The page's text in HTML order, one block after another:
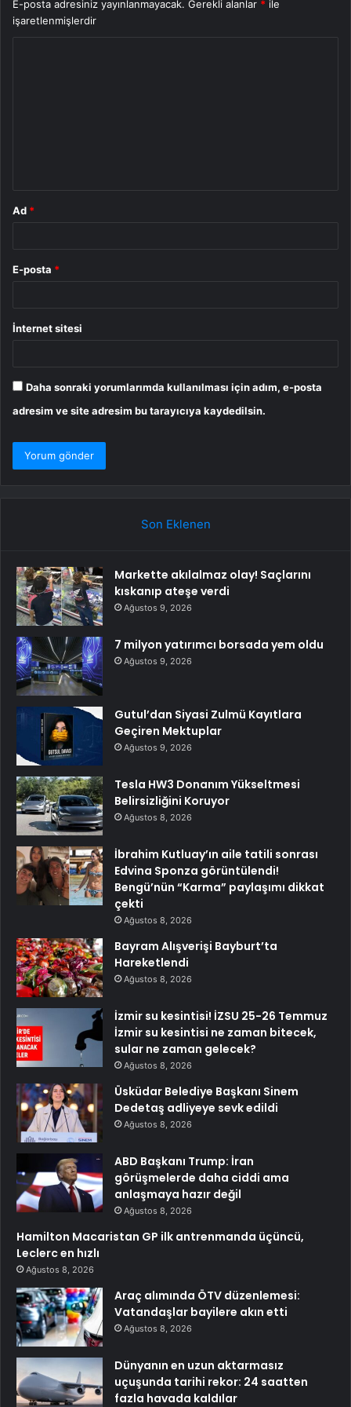
E-posta adresiniz yayınlanmayacak. Gerekli alanlar * ile
işaretlenmişlerdir
Ad *
E-posta *
İnternet sitesi
Daha sonraki yorumlarımda kullanılması için adım, e-posta
adresim ve site adresim bu tarayıcıya kaydedilsin.
Son Eklenen
Markette akılalmaz olay! Saçlarını
kıskanıp ateşe verdi
Ağustos 9, 2026
7 milyon yatırımcı borsada yem oldu
Ağustos 9, 2026
Gutul’dan Siyasi Zulmü Kayıtlara
Geçiren Mektuplar
Ağustos 9, 2026
Tesla HW3 Donanım Yükseltmesi
Belirsizliğini Koruyor
Ağustos 8, 2026
İbrahim Kutluay’ın aile tatili sonrası
Edvina Sponza görüntülendi!
Bengü’nün “Karma” paylaşımı dikkat
çekti
Ağustos 8, 2026
Bayram Alışverişi Bayburt’ta
Hareketlendi
Ağustos 8, 2026
İzmir su kesintisi! İZSU 25-26 Temmuz
İzmir su kesintisi ne zaman bitecek,
sular ne zaman gelecek?
Ağustos 8, 2026
Üsküdar Belediye Başkanı Sinem
Dedetaş adliyeye sevk edildi
Ağustos 8, 2026
ABD Başkanı Trump: İran
görüşmelerde daha ciddi ama
anlaşmaya hazır değil
Ağustos 8, 2026
Hamilton Macaristan GP ilk antrenmanda üçüncü,
Leclerc en hızlı
Ağustos 8, 2026
Araç alımında ÖTV düzenlemesi:
Vatandaşlar bayilere akın etti
Ağustos 8, 2026
Dünyanın en uzun aktarmasız
uçuşunda tarihi rekor: 24 saatten
fazla havada kaldılar